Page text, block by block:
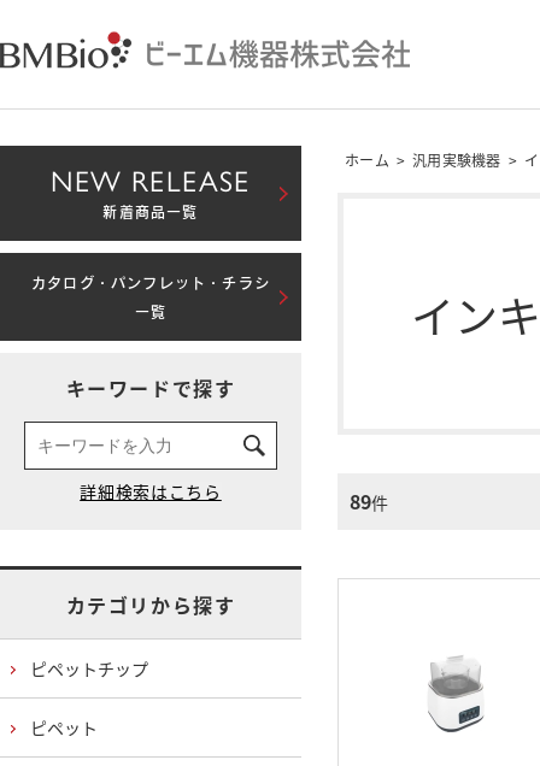
ホーム > 汎用実験機器 >
イン
89件
NEW RELEASE
新着商品一覧
カタログ・パンフレット・チラシ
一覧
キーワードで探す
カテゴリから探す
ピペットチップ
ピペット